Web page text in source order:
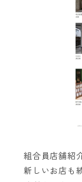
組合員店舗紹
新しいお店も